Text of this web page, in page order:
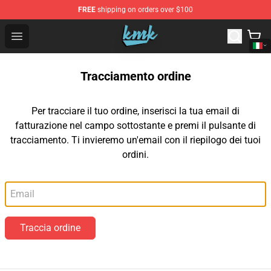
FREE shipping on orders over $100
Open menu
KallMeKris Store - Official KallMeKris Merchandise Shop
Tracciamento ordine
Per tracciare il tuo ordine, inserisci la tua email di
fatturazione nel campo sottostante e premi il pulsante di
tracciamento. Ti invieremo un'email con il riepilogo dei tuoi
ordini.
Traccia ordine